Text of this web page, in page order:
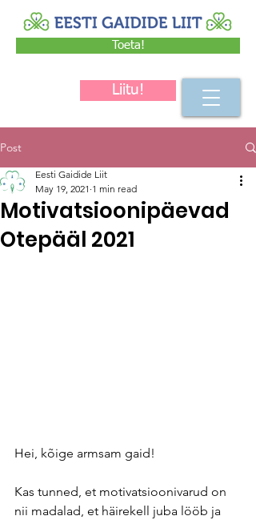
Toeta!
Liitu!
Post
Motivatsioonipäevad
Otepääl 2021
Eesti Gaidide Liit
May 19, 2021 1 min read
Hei, kõige armsam gaid!
Kas tunned, et motivatsioonivarud on
nii madalad, et häirekell juba lööb ja